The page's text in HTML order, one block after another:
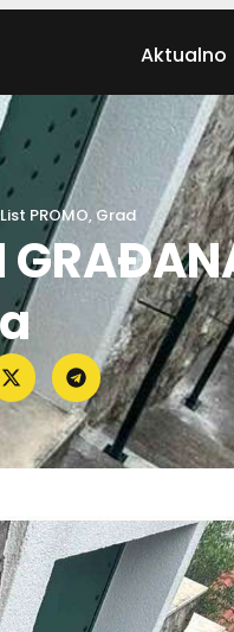
Aktualno
PROMO,Grad